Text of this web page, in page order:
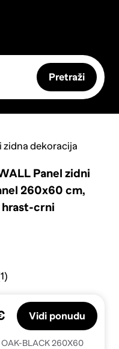
Pretraži
zidna dekoracija
Panel zidni
260x60 cm,
crni
BLACK 260X60
Vidi ponudu